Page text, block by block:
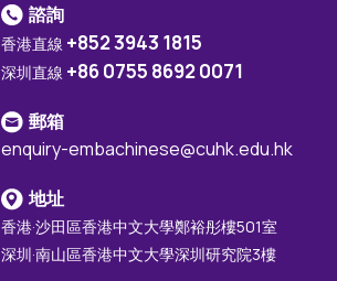
諮詢
香港直線 +852 3943 1815
深圳直線 +86 0755 8692 0071
郵箱
enquiry-embachinese@cuhk.edu.hk
地址
香港·沙田區香港中文大學鄭裕彤樓501室
深圳·南山區香港中文大學深圳研究院3樓